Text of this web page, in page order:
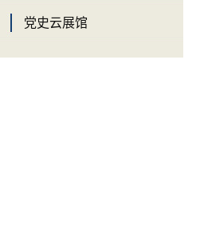
党史云展馆